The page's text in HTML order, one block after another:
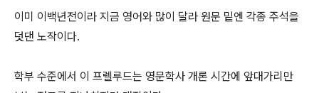
이미 이백년전이라 지금 영어와 많이 달라 원문 밑엔 각종 주석을
덧댄 노작이다.
학부 수준에서 이 프렐루드는 영문학사 개론 시간에 앞대가리만